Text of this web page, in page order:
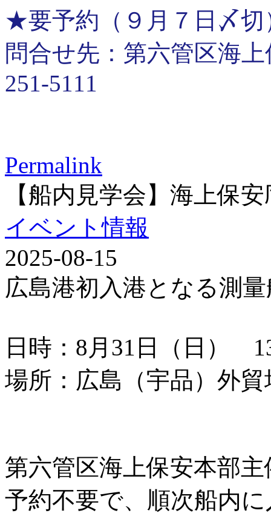
★要予約（９月７日〆切
問合せ先：第六管区海
251-5111
Permalink
【船内見学会】海上保
イベント情報
2025-08-15
広島港初入港となる測
日時：8月31日（日）
場所：広島（宇品）外
第六管区海上保安本部
予約不要で、順次船内